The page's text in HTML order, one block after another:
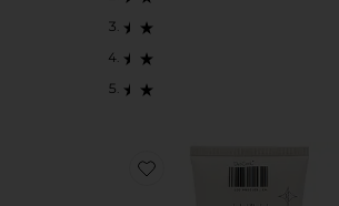
Favorite BODY SCRUB ボディ